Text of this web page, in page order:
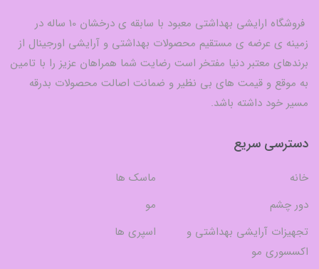
فروشگاه ارایشی بهداشتی معبود با سابقه ی درخشان 10 ساله در
زمینه ی عرضه ی مستقیم محصولات بهداشتی و آرایشی اورجینال از
برندهای معتبر دنیا مفتخر است رضایت شما همراهان عزیز را با تامین
به موقع و قیمت های بی نظیر و ضمانت اصالت محصولات بدرقه
مسیر خود داشته باشد.
دسترسی سریع
خانه
ماسک ها
دور چشم
مو
تجهیزات آرایشی بهداشتی و
اکسسوری مو
اسپری ها